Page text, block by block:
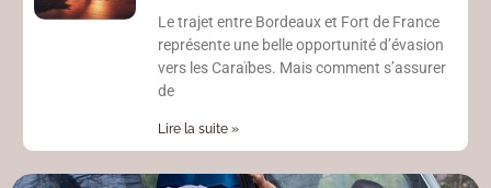
Le trajet entre Bordeaux et Fort de France
représente une belle opportunité d’évasion
vers les Caraïbes. Mais comment s’assurer
de
Lire la suite »